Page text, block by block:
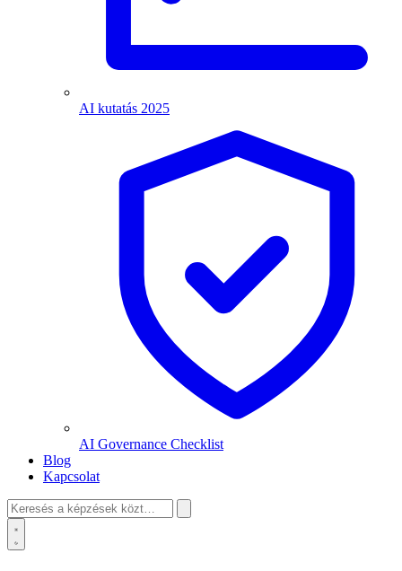
AI kutatás 2025
AI Governance Checklist
Blog
Kapcsolat